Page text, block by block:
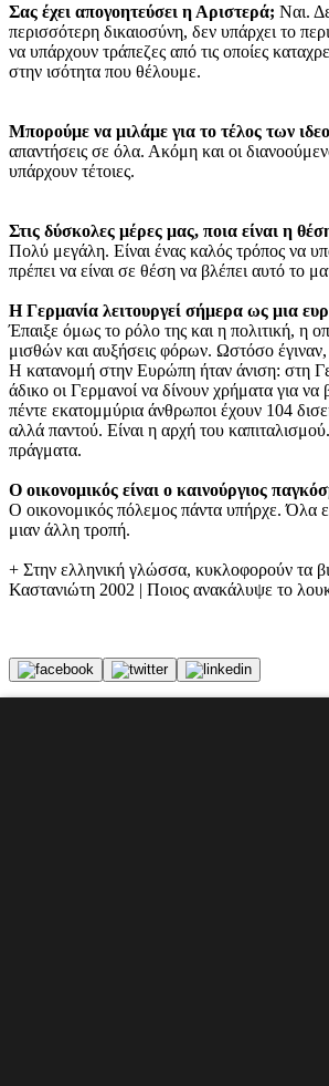
Σας έχει απογοητεύσει η Αριστερά; Ναι.
περισσότερη δικαιοσύνη, δεν υπάρχει το
να υπάρχουν τράπεζες από τις οποίες
στην ισότητα που θέλουμε.
Μπορούμε να μιλάμε για το τέλος των
απαντήσεις σε όλα. Ακόμη και οι
υπάρχουν τέτοιες.
Στις δύσκολες μέρες μας, ποια είναι η
Πολύ μεγάλη. Είναι ένας καλός τρόπος να
πρέπει να είναι σε θέση να βλέπει αυτό το
Η Γερμανία λειτουργεί σήμερα ως μια
Έπαιξε όμως το ρόλο της και η πολιτική, η
μισθών και αυξήσεις φόρων. Ωστόσο έγιναν,
Η κατανομή στην Ευρώπη ήταν άνιση: στη
άδικο οι Γερμανοί να δίνουν χρήματα για
πέντε εκατομμύρια άνθρωποι έχουν 104
αλλά παντού. Είναι η αρχή του
πράγματα.
Ο οικονομικός είναι ο καινούργιος
Ο οικονομικός πόλεμος πάντα υπήρχε. Όλα
μιαν άλλη τροπή.
+ Στην ελληνική γλώσσα, κυκλοφορούν τα
Καστανιώτη 2002 | Ποιος ανακάλυψε το
Το «Παράθυρο» είναι το πολιτιστικό
και στατικές, κριτικές προσεγγίσεις,